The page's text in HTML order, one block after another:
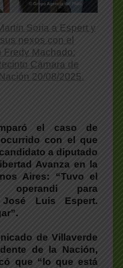
Soria a Espert y
nexos con el
Fredy Machado:
Cámara de
20/08/2025.
el caso de
con el que
a diputado
Avanza en la
Aires: “Tuvo el
operandi para
Luis Espert.
de Villaverde
de la Nación,
que “lo que está